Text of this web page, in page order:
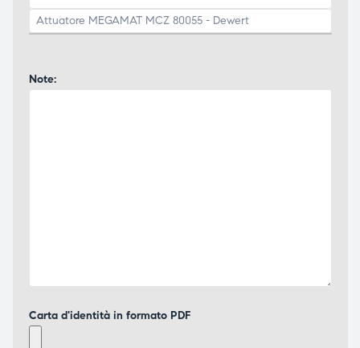
Note:
Carta d'identità in formato PDF